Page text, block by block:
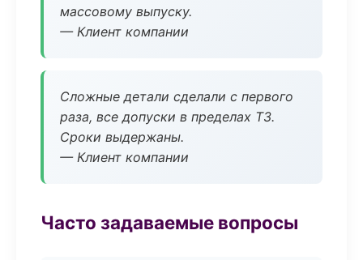
массовому выпуску.
— Клиент компании
Сложные детали сделали с первого
раза, все допуски в пределах ТЗ.
Сроки выдержаны.
— Клиент компании
Часто задаваемые вопросы